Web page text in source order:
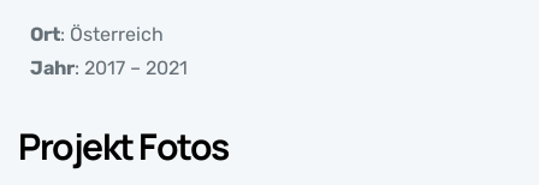
Ort: Österreich
Jahr: 2017 – 2021
Projekt Fotos